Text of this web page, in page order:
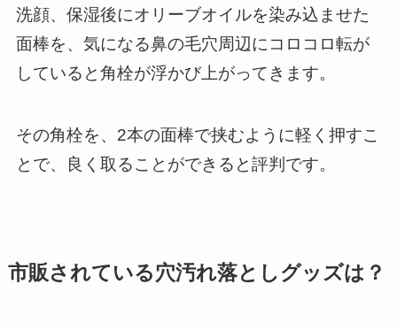
洗顔、保湿後にオリーブオイルを染み込ませた
面棒を、気になる鼻の毛穴周辺にコロコロ転が
していると角栓が浮かび上がってきます。
その角栓を、2本の面棒で挟むように軽く押すこ
とで、良く取ることができると評判です。
市販されている穴汚れ落としグッズは？